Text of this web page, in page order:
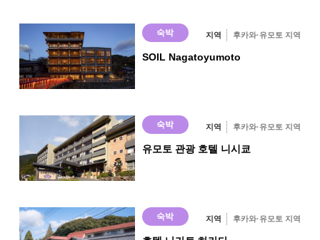
온천
○
전세탕
○
숙박 지역 후카와·유모토 지역
SOIL Nagatoyumoto
숙박 지역 후카와·유모토 지역
유모토 관광 호텔 니시쿄
숙박 지역 후카와·유모토 지역